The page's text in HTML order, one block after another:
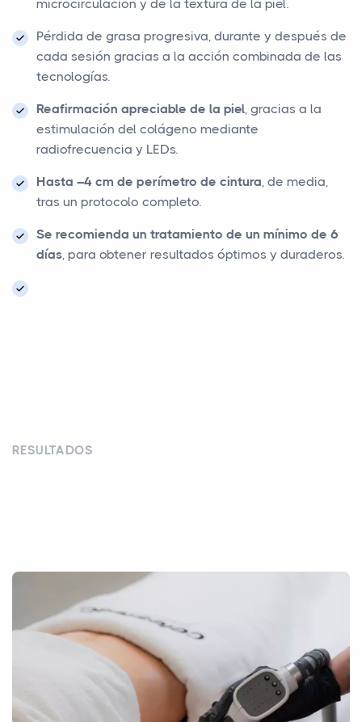
microcirculación y de la textura de la piel.
Pérdida de grasa progresiva, durante y después de
cada sesión gracias a la acción combinada de las
tecnologías.
Reafirmación apreciable de la piel, gracias a la
estimulación del colágeno mediante
radiofrecuencia y LEDs.
Hasta –4 cm de perímetro de cintura, de media,
tras un protocolo completo.
Se recomienda un tratamiento de un mínimo de 6
días, para obtener resultados óptimos y duraderos.
RESULTADOS